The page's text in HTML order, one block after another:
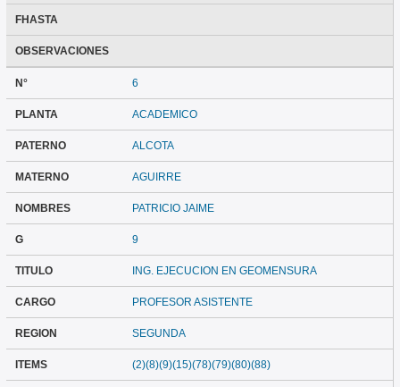
FHASTA
OBSERVACIONES
N° 6
PLANTA ACADEMICO
PATERNO ALCOTA
MATERNO AGUIRRE
NOMBRES PATRICIO JAIME
G 9
TITULO ING. EJECUCION EN GEOMENSURA
CARGO PROFESOR ASISTENTE
REGION SEGUNDA
ITEMS (2)(8)(9)(15)(78)(79)(80)(88)